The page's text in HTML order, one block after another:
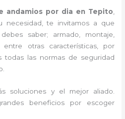
andamios por dia en Tepito,
necesidad, te invitamos a que
saber; armado, montaje,
entre otras características, por
todas las normas de seguridad
soluciones y el mejor aliado.
beneficios por escoger